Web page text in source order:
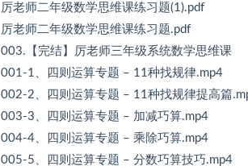
厉老师二年级数学思维课练习题(1).pdf
厉老师二年级数学思维课练习题.pdf
003.【完结】厉老师三年级系统数学思维课
001-1、四则运算专题 – 11种找规律.mp4
002-2、四则运算专题 – 11种找规律提高篇
003-3、四则运算专题 – 加减巧算.mp4
004-4、四则运算专题 – 乘除巧算.mp4
005-5、四则运算专题 – 分数巧算技巧.mp4